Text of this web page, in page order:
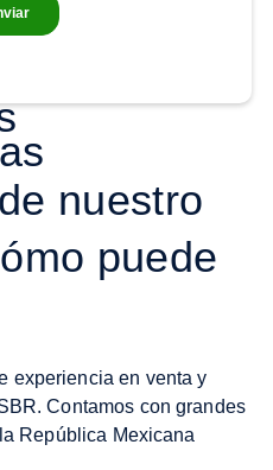
de nuestro
puede
experiencia en venta y
Contamos con grandes
República Mexicana